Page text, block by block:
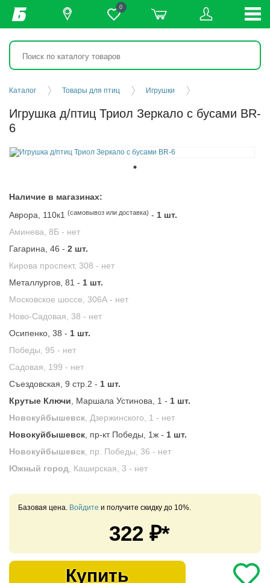
0
Каталог Товары для птиц Игрушки
Игрушка д/птиц Триол Зеркало с бусами BR-
6
Наличие в магазинах:
Аврора, 110к1 (самовывоз или доставка) - 1 шт.
Аминева, 8Б - нет
Гагарина, 46 - 2 шт.
Кирова проспект, 308 - нет
Металлургов, 81 - 1 шт.
Московское шоссе, 306А - нет
Ново-Садовая, 38 - нет
Осипенко, 38 - 1 шт.
Победы, 95 - нет
Садовая, 199 - нет
Съездовская, 9 стр.2 - 1 шт.
Крутые Ключи , Маршала Устинова, 1 - 1 шт.
Новокуйбышевск , Дзержинского, 1 - нет
Новокуйбышевск , пр-кт Победы, 1ж - 1 шт.
Новокуйбышевск , пр. Победы, 36 - нет
Южный город , Каширская, 3 - нет
Базовая цена. Войдите и получите скидку до 10%.
322 ₽*
Купить